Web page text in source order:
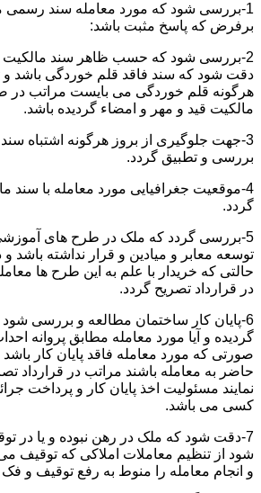
1-بررسی شود که مورد معامله سند رسمی
برفرض که پاسخ مثبت باشد:
2-بررسی شود که حسب ظاهر سند مالکیت
دقت شود که سند فاقد قلم خوردگی باشد و
هرگونه قلم خوردگی می بایست مراتب در
مالکیت قید و مهر و امضاء گردیده باشد.
3-جهت جلوگیری از بروز هرگونه اشتباه سند
بررسی و تطبیق گردد.
4-موقعیت جغرافیایی مورد معامله با سند
گردد.
5-بررسی گردد که ملک در طرح های
توسعه معابر و میادین و قرار نداشته باشد
حالتی که خریدار با علم به این طرح ها
در قرارداد تصریح گردد.
6-پایان کار ساختمان مطالعه و بررسی
گردیده و آیا مورد معامله مطابق پروانه
صورتی که مورد معامله فاقد پایان کار
حاضر به معامله باشند مراتب در قرارداد
نمایند مسئولیت اخذ پایان کار و پرداخت
کسی می باشد.
7-دقت شود که ملک در رهن نبوده و یا در
شود از تنظیم معاملات املاکی که توقیف
و انجام معامله را منوط به رفع توقیف و فک